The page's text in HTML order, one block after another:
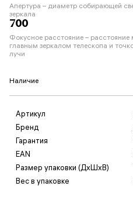
Апертура – диаметр собирающей
зеркала
700
Фокусное расстояние –
главным зеркалом телескопа и
лучи
Наличие
Артикул
Бренд
Гарантия
EAN
Размер упаковки (ДxШxВ)
Вес в упаковке